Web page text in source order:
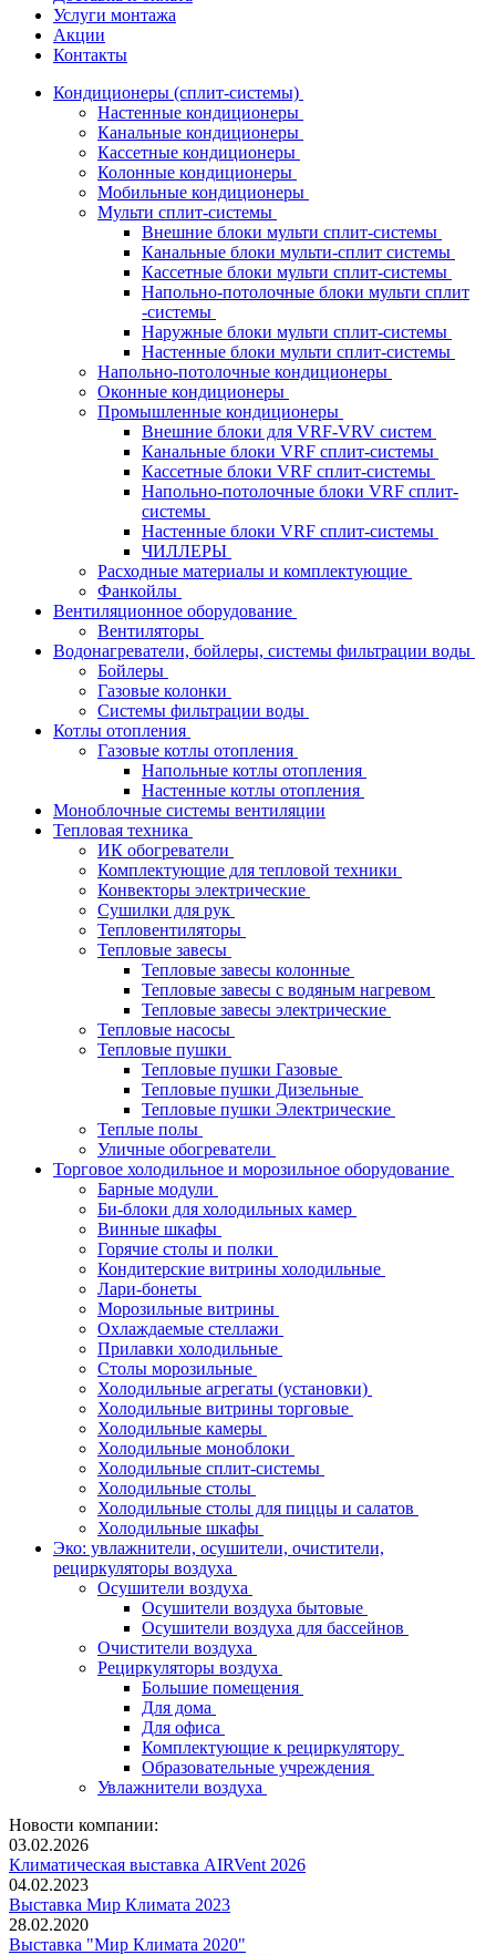
Услуги монтажа
Акции
Контакты
Кондиционеры (сплит-системы)
Настенные кондиционеры
Канальные кондиционеры
Кассетные кондиционеры
Колонные кондиционеры
Мобильные кондиционеры
Мульти сплит-системы
Внешние блоки мульти сплит-системы
Канальные блоки мульти-сплит системы
Кассетные блоки мульти сплит-системы
Напольно-потолочные блоки мульти сплит
-системы
Наружные блоки мульти сплит-системы
Настенные блоки мульти сплит-системы
Напольно-потолочные кондиционеры
Оконные кондиционеры
Промышленные кондиционеры
Внешние блоки для VRF-VRV систем
Канальные блоки VRF сплит-системы
Кассетные блоки VRF сплит-системы
Напольно-потолочные блоки VRF сплит-
системы
Настенные блоки VRF сплит-системы
ЧИЛЛЕРЫ
Расходные материалы и комплектующие
Фанкойлы
Вентиляционное оборудование
Вентиляторы
Водонагреватели, бойлеры, системы фильтрации воды
Бойлеры
Газовые колонки
Системы фильтрации воды
Котлы отопления
Газовые котлы отопления
Напольные котлы отопления
Настенные котлы отопления
Моноблочные системы вентиляции
Тепловая техника
ИК обогреватели
Комплектующие для тепловой техники
Конвекторы электрические
Сушилки для рук
Тепловентиляторы
Тепловые завесы
Тепловые завесы колонные
Тепловые завесы с водяным нагревом
Тепловые завесы электрические
Тепловые насосы
Тепловые пушки
Тепловые пушки Газовые
Тепловые пушки Дизельные
Тепловые пушки Электрические
Теплые полы
Уличные обогреватели
Торговое холодильное и морозильное оборудование
Барные модули
Би-блоки для холодильных камер
Винные шкафы
Горячие столы и полки
Кондитерские витрины холодильные
Лари-бонеты
Морозильные витрины
Охлаждаемые стеллажи
Прилавки холодильные
Столы морозильные
Холодильные агрегаты (установки)
Холодильные витрины торговые
Холодильные камеры
Холодильные моноблоки
Холодильные сплит-системы
Холодильные столы
Холодильные столы для пиццы и салатов
Холодильные шкафы
Эко: увлажнители, осушители, очистители,
рециркуляторы воздуха
Осушители воздуха
Осушители воздуха бытовые
Осушители воздуха для бассейнов
Очистители воздуха
Рециркуляторы воздуха
Большие помещения
Для дома
Для офиса
Комплектующие к рециркулятору
Образовательные учреждения
Увлажнители воздуха
Новости компании:
03.02.2026
Климатическая выставка AIRVent 2026
04.02.2023
Выставка Мир Климата 2023
28.02.2020
Выставка "Мир Климата 2020"